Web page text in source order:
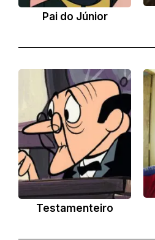
Pai do Júnior
Testamenteiro